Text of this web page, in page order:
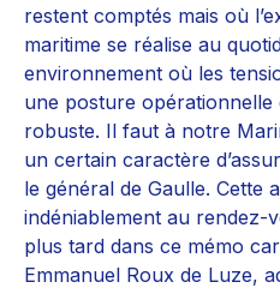
restent comptés mais où
maritime se réalise au
environnement où les
une posture
robuste. Il faut à notre
un certain caractère
le général de Gaulle. Cette
indéniablement au rendez-
plus tard dans ce mémo
Emmanuel Roux de Luze,